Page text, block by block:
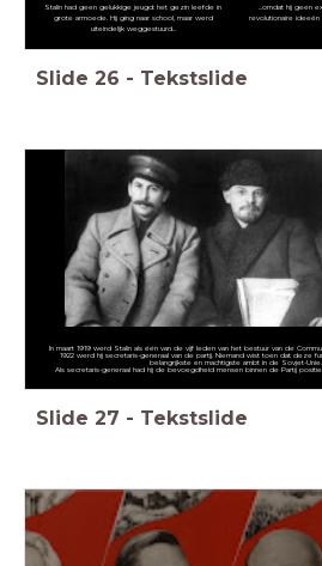
Stalin had geen gelukkige jeugd: het gezin leefde in
grote armoede. Hij ging naar school, maar werd
uiteindelijk weggestuurd...
...omdat hij geen
revolutionaire ideeën
Slide 26 - Tekstslide
In maart 1919 werd Stalin als één van de vijf leden van het bestuur van de
1922 werd hij secretaris-generaal van de partij. Niemand wist toen dat deze
belangrijkste en machtigste ambt in de Sovjet-Unie.
Als secretaris-generaal had hij de bevoegdheid mensen binnen de Partij
Slide 27 - Tekstslide